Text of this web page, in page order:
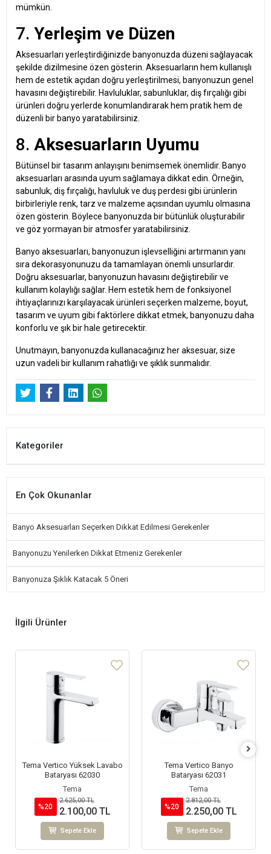
mümkün.
7. Yerleşim ve Düzen
Aksesuarları yerleştirdiğinizde banyonuzda düzeni sağlayacak
şekilde dizilmesine özen gösterin. Aksesuarların hem kullanışlı
hem de estetik açıdan doğru yerleştirilmesi, banyonuzun genel
havasını değiştirebilir. Havluluklar, sabunluklar, diş fırçalığı gibi
ürünleri doğru yerlerde konumlandırarak hem pratik hem de
düzenli bir banyo yaratabilirsiniz.
8. Aksesuarların Uyumu
Bütünsel bir tasarım anlayışını benimsemek önemlidir. Banyo
aksesuarları arasında uyum sağlamaya dikkat edin. Örneğin,
sabunluk, diş fırçalığı, havluluk ve duş perdesi gibi ürünlerin
birbirleriyle renk, tarz ve malzeme açısından uyumlu olmasına
özen gösterin. Böylece banyonuzda bir bütünlük oluşturabilir
ve göz yormayan bir atmosfer yaratabilirsiniz.
Banyo aksesuarları, banyonuzun işlevselliğini artırmanın yanı
sıra dekorasyonunuzu da tamamlayan önemli unsurlardır.
Doğru aksesuarlar, banyonuzun havasını değiştirebilir ve
kullanım kolaylığı sağlar. Hem estetik hem de fonksiyonel
ihtiyaçlarınızı karşılayacak ürünleri seçerken malzeme, boyut,
tasarım ve uyum gibi faktörlere dikkat etmek, banyonuzu daha
konforlu ve şık bir hale getirecektir.
Unutmayın, banyonuzda kullanacağınız her aksesuar, size
uzun vadeli bir kullanım rahatlığı ve şıklık sunmalıdır.
Kategoriler
En Çok Okunanlar
Banyo Aksesuarları Seçerken Dikkat Edilmesi Gerekenler
Banyonuzu Yenilerken Dikkat Etmeniz Gerekenler
Banyonuza Şıklık Katacak 5 Öneri
İlgili Ürünler
Tema Vertico Yüksek Lavabo
Bataryası 62030
Tema
%20
2.625,00 TL
2.100,00 TL
Sepete Ekle
Tema Vertico Banyo
Bataryası 62031
Tema
%20
2.812,00 TL
2.250,00 TL
Sepete Ekle